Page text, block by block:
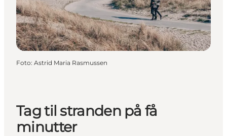
Foto: Astrid Maria Rasmussen
Tag til stranden på få
minutter